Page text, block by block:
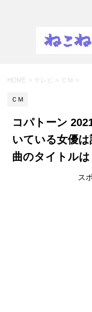
HOME > テレビ > ＣＭ >
ＣＭ
コパトーン
いている女優は
曲のタイトルは
ス